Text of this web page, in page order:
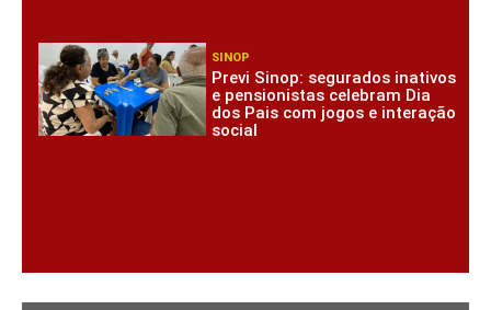
SINOP
Previ Sinop: segurados inativos
e pensionistas celebram Dia
dos Pais com jogos e interação
social